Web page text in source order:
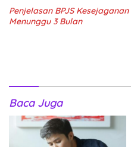
Penjelasan BPJS
Menunggu 3 Bulan
Baca Juga